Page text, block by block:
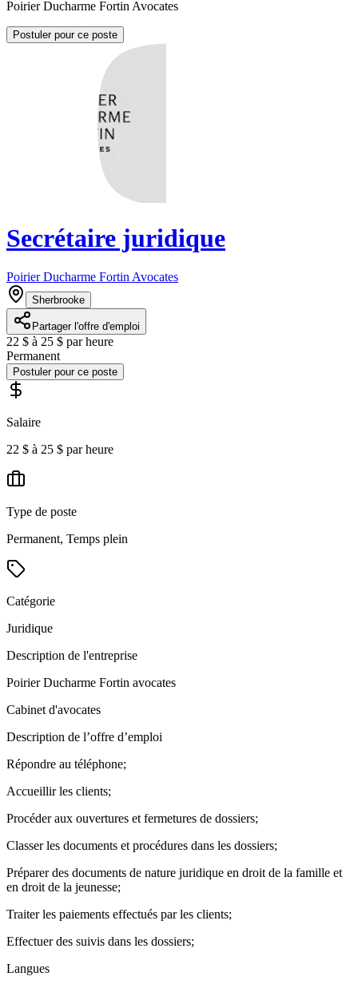
Poirier Ducharme Fortin Avocates
Postuler pour ce poste
Secrétaire juridique
Poirier Ducharme Fortin Avocates
Sherbrooke
Partager l'offre d'emploi
22 $ à 25 $ par heure
Permanent
Postuler pour ce poste
Salaire
22 $ à 25 $ par heure
Type de poste
Permanent, Temps plein
Catégorie
Juridique
Description de l'entreprise
Poirier Ducharme Fortin avocates
Cabinet d'avocates
Description de l’offre d’emploi
Répondre au téléphone;
Accueillir les clients;
Procéder aux ouvertures et fermetures de dossiers;
Classer les documents et procédures dans les dossiers;
Préparer des documents de nature juridique en droit de la famille et
en droit de la jeunesse;
Traiter les paiements effectués par les clients;
Effectuer des suivis dans les dossiers;
Langues